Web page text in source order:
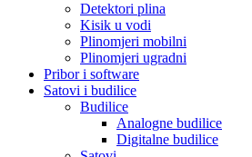
Detektori plina
Kisik u vodi
Plinomjeri mobilni
Plinomjeri ugradni
Pribor i software
Satovi i budilice
Budilice
Analogne budilice
Digitalne budilice